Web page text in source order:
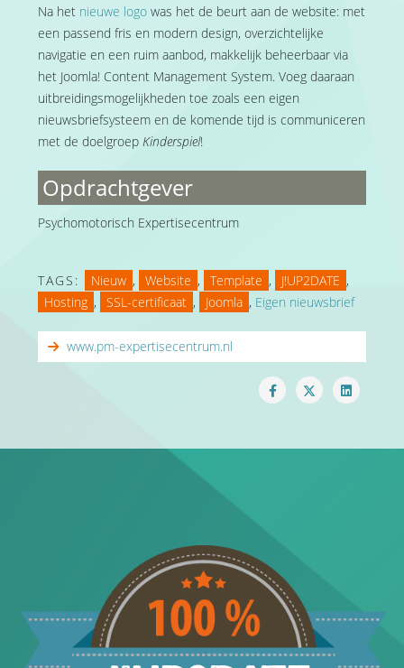
Na het nieuwe logo was het de beurt aan de website: met
een passend fris en modern design, overzichtelijke
navigatie en een ruim aanbod, makkelijk beheerbaar via
het Joomla! Content Management System. Voeg daaraan
uitbreidingsmogelijkheden toe zoals een eigen
nieuwsbriefsysteem en de komende tijd is communiceren
met de doelgroep Kinderspiel!
Opdrachtgever
Psychomotorisch Expertisecentrum
TAGS: Nieuw , Website , Template , J!UP2DATE ,
Hosting , SSL-certificaat , Joomla , Eigen nieuwsbrief
www.pm-expertisecentrum.nl